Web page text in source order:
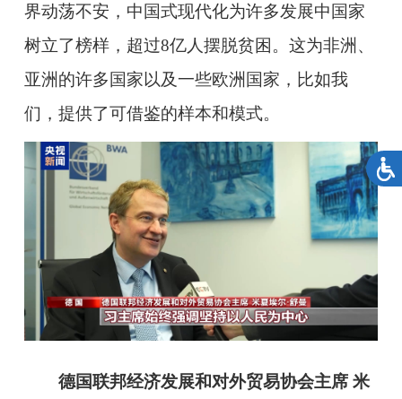
界动荡不安，中国式现代化为许多发展中国家
树立了榜样，超过8亿人摆脱贫困。这为非洲、
亚洲的许多国家以及一些欧洲国家，比如我
们，提供了可借鉴的样本和模式。
德国联邦经济发展和对外贸易协会主席 米